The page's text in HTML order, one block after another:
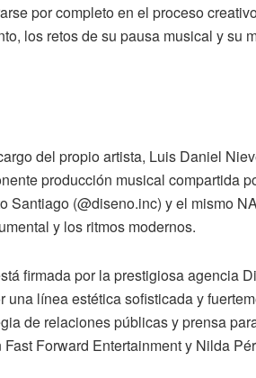
por completo en el proceso
los retos de su pausa musical y su
del propio artista, Luis Daniel
producción musical compartida
Santiago (@diseno.inc) y el mismo
y los ritmos modernos.
firmada por la prestigiosa agencia
línea estética sofisticada y
de relaciones públicas y prensa
Forward Entertainment y Nilda